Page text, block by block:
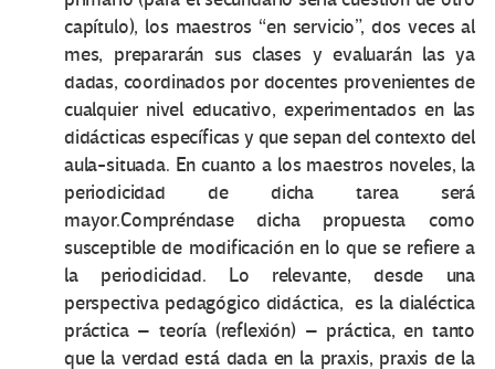
capítulo), los maestros “en servicio”, dos veces al
mes, prepararán sus clases y evaluarán las ya
dadas, coordinados por docentes provenientes de
cualquier nivel educativo, experimentados en las
didácticas específicas y que sepan del contexto del
aula-situada. En cuanto a los maestros noveles, la
periodicidad de dicha tarea será
mayor.Compréndase dicha propuesta como
susceptible de modificación en lo que se refiere a
la periodicidad. Lo relevante, desde una
perspectiva pedagógico didáctica, es la dialéctica
práctica – teoría (reflexión) – práctica, en tanto
que la verdad está dada en la praxis, praxis de la